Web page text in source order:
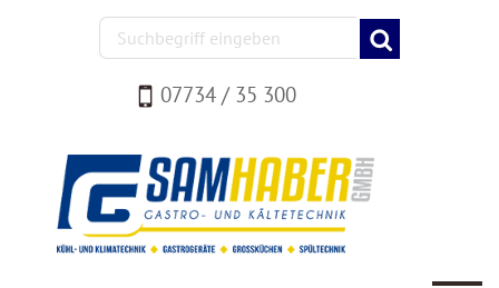
07734 / 35 300